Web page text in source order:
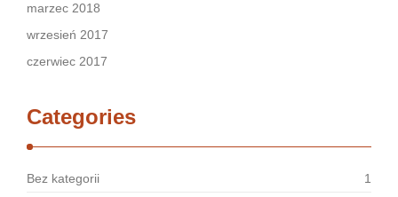
marzec 2018
wrzesień 2017
czerwiec 2017
Categories
Bez kategorii
1